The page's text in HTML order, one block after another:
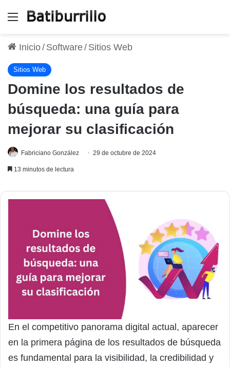
Menú
Inicio/ Software/ Sitios Web
Sitios Web
Domine los resultados de
búsqueda: una guía para
mejorar su clasificación
Fabriciano González 29 de octubre de 2024
13 minutos de lectura
En el competitivo panorama digital actual, aparecer
en la primera página de los resultados de búsqueda
es fundamental para la visibilidad, la credibilidad y